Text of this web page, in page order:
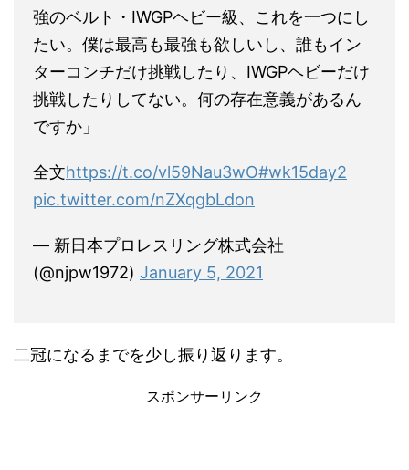
強のベルト・IWGPヘビー級、これを一つにし
たい。僕は最高も最強も欲しいし、誰もイン
ターコンチだけ挑戦したり、IWGPヘビーだけ
挑戦したりしてない。何の存在意義があるん
ですか」
全文https://t.co/vl59Nau3wO#wk15day2
pic.twitter.com/nZXqgbLdon
— 新日本プロレスリング株式会社
(@njpw1972) January 5, 2021
二冠になるまでを少し振り返ります。
スポンサーリンク